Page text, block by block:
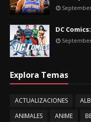
DC
Explora Temas
ACTUALIZACIONES
ANIMALES
ANIME